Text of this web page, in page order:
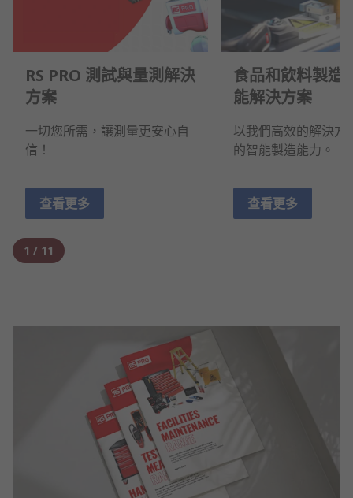
RS PRO 測試與量測解決
方案
一切您所需，讓測量更安心自
信！
查看更多
食品和飲料製造
能解決方案
以我們高效的解決方
的智能製造能力。
查看更多
1 / 11